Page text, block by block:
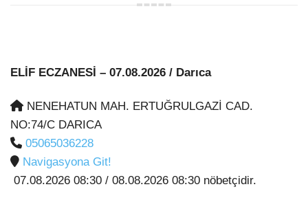
ELİF ECZANESİ – 07.08.2026 / Darıca
NENEHATUN MAH. ERTUĞRULGAZİ CAD.
NO:74/C DARICA
05065036228
Navigasyona Git!
07.08.2026 08:30 / 08.08.2026 08:30 nöbetçidir.